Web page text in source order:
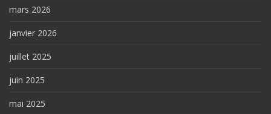
mars 2026
janvier 2026
juillet 2025
juin 2025
mai 2025